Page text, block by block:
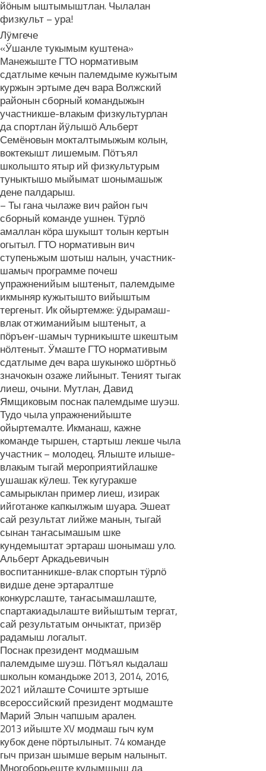
йӧным ыштымыштлан. Чылалан
физкульт – ура!
Лӱмгече
«Ӱшанле тукымым куштена»
Манежыште ГТО нормативым
сдатлыме кечын палемдыме кужытым
куржын эртыме деч вара Волжский
районын сборный командыжын
участникше-влакым физкультурлан
да спортлан йӱлышӧ Альберт
Семёновын мокталтымыжым колын,
воктекышт лишемым. Пӧтъял
школышто ятыр ий физкультурым
туныктышо мыйымат шонымашыж
дене палдарыш.
– Ты гана чылаже вич район гыч
сборный команде ушнен. Тӱрлӧ
амаллан кӧра шукышт толын кертын
огытыл. ГТО нормативын вич
ступеньжым шотыш налын, участник-
шамыч программе почеш
упражненийым ыштеныт, палемдыме
икмыняр кужытышто вийыштым
тергеныт. Ик ойыртемже: ӱдырамаш-
влак отжиманийым ыштеныт, а
пӧръеҥ-шамыч турникыште шкештым
нӧлтеныт. Ӱмаште ГТО нормативым
сдатлыме деч вара шукынжо шӧртньӧ
значокын озаже лийыныт. Теният тыгак
лиеш, очыни. Мутлан, Давид
Ямщиковым поснак палемдыме шуэш.
Тудо чыла упражненийыште
ойыртемалте. Икманаш, кажне
команде тыршен, стартыш лекше чыла
участник – молодец. Ялыште илыше-
влакым тыгай мероприятийлашке
ушашак кӱлеш. Тек кугуракше
самырыклан пример лиеш, изирак
ийготанже капкылжым шуара. Эшеат
сай результат лийже манын, тыгай
сынан таҥасымашым шке
кундемыштат эртараш шонымаш уло.
Альберт Аркадьевичын
воспитанникше-влак спортын тӱрлӧ
видше дене эртаралтше
конкурслаште, таҥасымашлаште,
спартакиадылаште вийыштым тергат,
сай результатым ончыктат, призёр
радамыш логалыт.
Поснак президент модмашым
палемдыме шуэш. Пӧтъял кыдалаш
школын командыже 2013, 2014, 2016,
2021 ийлаште Сочиште эртыше
всероссийский президент модмаште
Марий Элын чапшым арален.
2013 ийыште XV модмаш гыч кум
кубок дене пӧртылыныт. 74 команде
гыч призан шымше верым налыныт.